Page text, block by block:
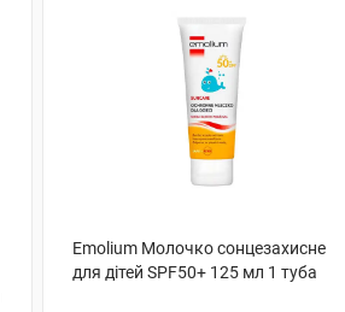
Emolium Молочко сонцезахисне
для дітей SPF50+ 125 мл 1 туба